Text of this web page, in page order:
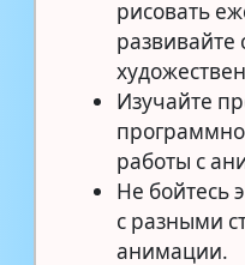
рисовать
развивайте
Изучайте
работы с
Не бойтесь
с разными
анимации.